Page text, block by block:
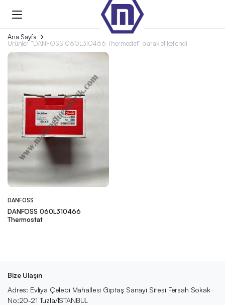
Ana Sayfa
Ürünler “DANFOSS 060L310466 Thermostat” olarak etiketlendi
DANFOSS
DANFOSS 060L310466
Thermostat
Bize Ulaşın
Adres: Evliya Çelebi Mahallesi Giptaş Sanayi Sitesi Fersah Sokak
No:20-21 Tuzla/İSTANBUL